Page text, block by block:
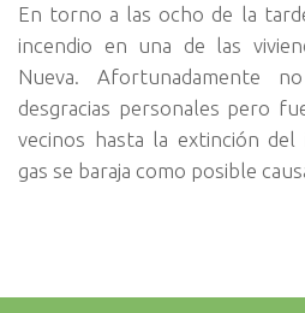
En torno a las ocho de la
incendio en una de las
Nueva. Afortunadamente
desgracias personales pero
vecinos hasta la extinción del
gas se baraja como posible